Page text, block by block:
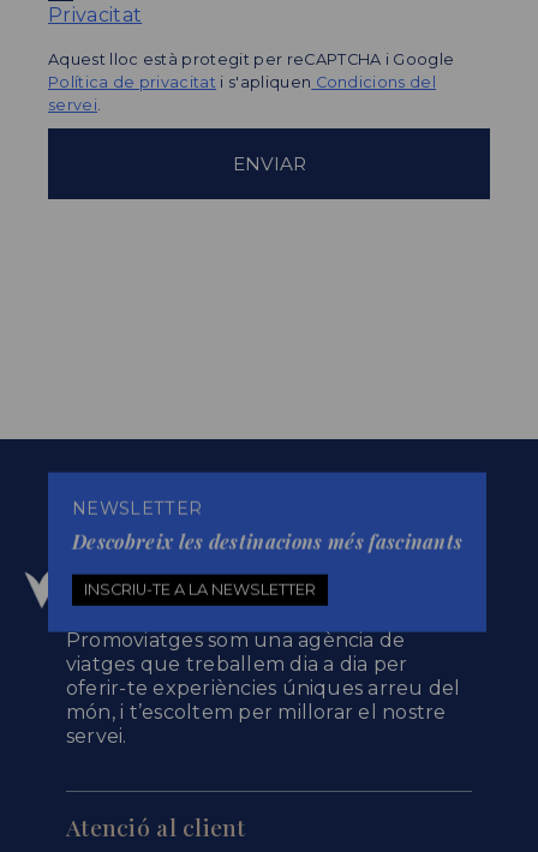
Privacitat
Aquest lloc està protegit per reCAPTCHA i Google
Política de privacitat i s'apliquen Condicions del
servei.
NEWSLETTER
Descobreix les destinacions més fascinants
INSCRIU-TE A LA NEWSLETTER
Promoviatges som una agència de
viatges que treballem dia a dia per
oferir-te experiències úniques arreu del
món, i t’escoltem per millorar el nostre
servei.
Atenció al client